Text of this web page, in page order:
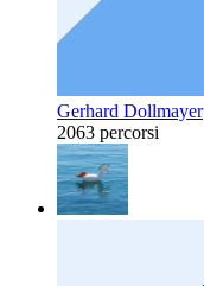
Gerhard Dollmayer
2063 percorsi